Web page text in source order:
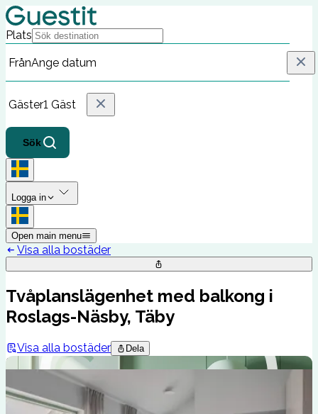
Plats
FrånAnge datum
Gäster1 Gäst
Sök
Logga in
Open main menu
Visa alla bostäder
Tvåplanslägenhet med balkong i
Roslags-Näsby, Täby
Visa alla bostäder Dela